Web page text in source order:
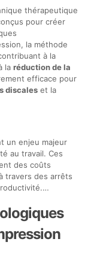
thérapeutique
pour créer
la méthode
à la
la réduction de la
efficace pour
discaleset la
un enjeu majeur
au travail. Ces
des coûts
travers des arrêts